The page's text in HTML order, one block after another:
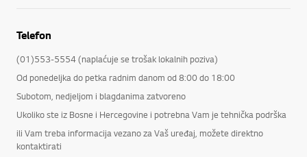
Telefon
(01)553-5554 (naplaćuje se trošak lokalnih poziva)
Od ponedeljka do petka radnim danom od 8:00 do 18:00
Subotom, nedjeljom i blagdanima zatvoreno
Ukoliko ste iz Bosne i Hercegovine i potrebna Vam je tehnička podrška
ili Vam treba informacija vezano za Vaš uređaj, možete direktno
kontaktirati